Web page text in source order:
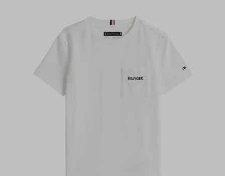
Bestel
kinderkleding